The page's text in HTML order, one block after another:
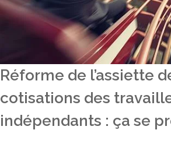
Réforme de l’assiette
cotisations des
indépendants : ça se